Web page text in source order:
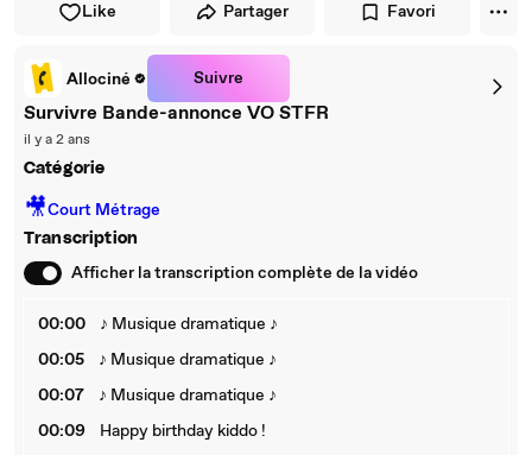
Like Partager Favori
Allociné Suivre
Survivre Bande-annonce VO STFR
il y a 2 ans
Catégorie
🎥Court Métrage
Transcription
Afficher la transcription complète de la vidéo
00:00
♪ Musique dramatique ♪
00:05
♪ Musique dramatique ♪
00:07
♪ Musique dramatique ♪
00:09
Happy birthday kiddo !